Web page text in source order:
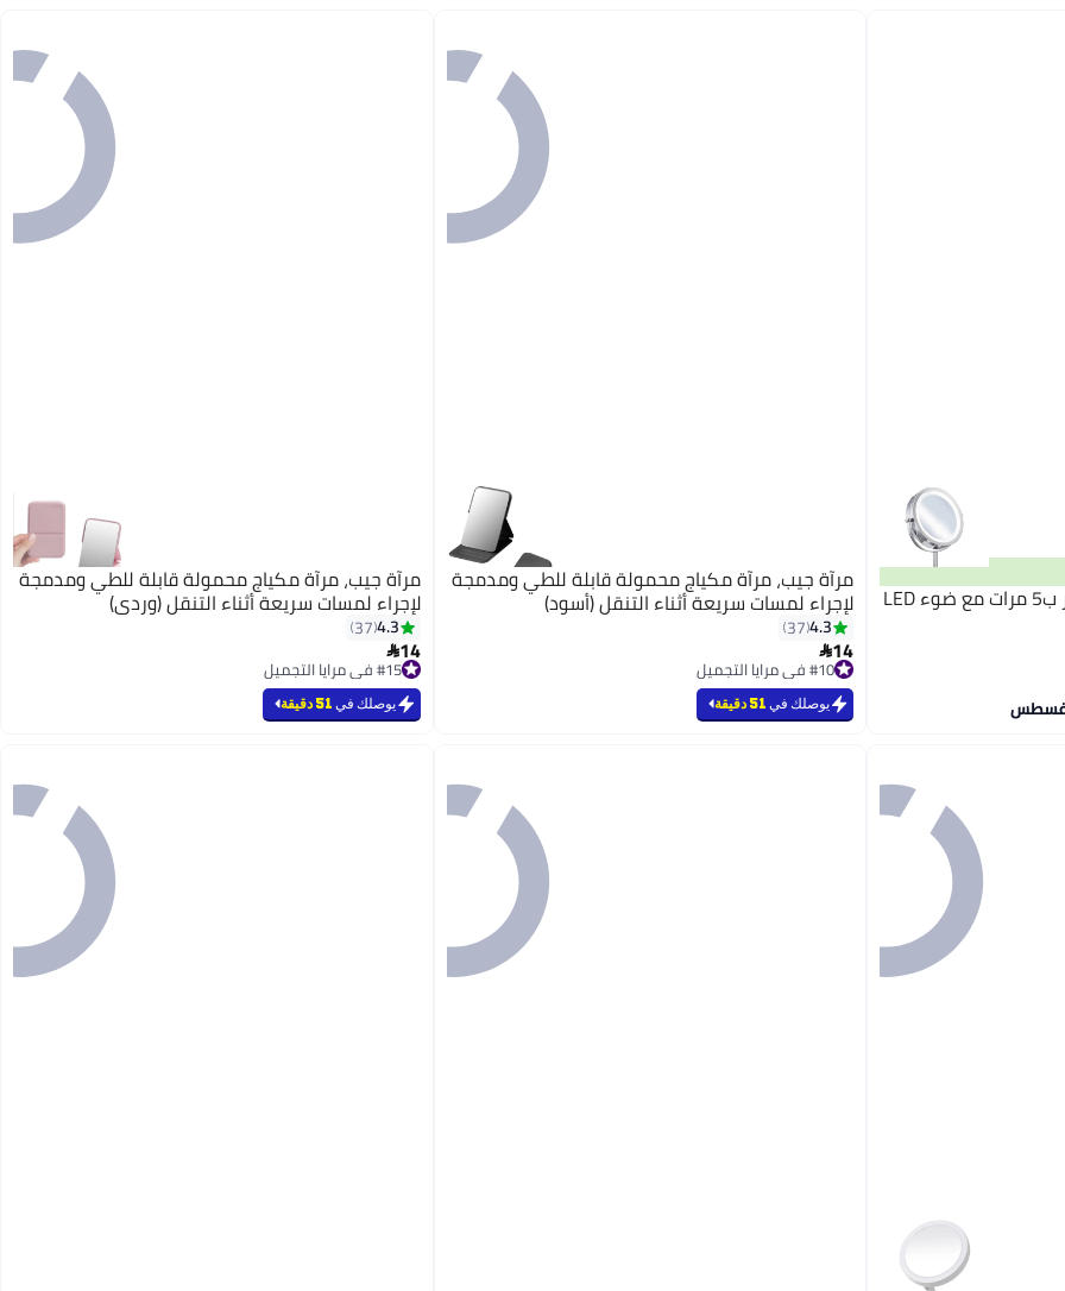
مرآة ماكياج للوجه بتكبير أكبر ب5 مرات مع ضوء LED
3
مرآة جيب، مرآة مكياج محمولة قابلة للطي ومدمجة
لإجراء لمسات سريعة أثناء التنقل (أسود)
4.3
37
14
#10 في مرايا التجميل
تم بيع +20 مؤخرًا
#10 في مرايا التجميل
يوصلك في 51 دقيقة
3
مرآة جيب، مرآة مكياج محمولة قابلة للطي ومدمجة
لإجراء لمسات سريعة أثناء التنقل (وردي)
4.3
37
14
#15 في مرايا التجميل
تم بيع +20 مؤخرًا
#15 في مرايا التجميل
يوصلك في 51 دقيقة